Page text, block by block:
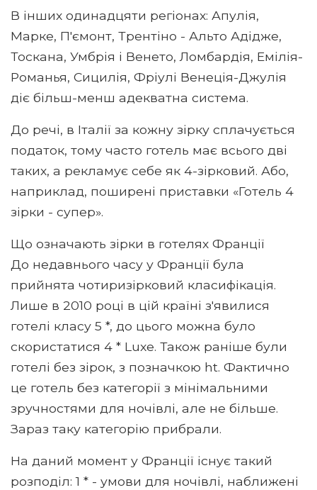
В інших одинадцяти регіонах: Апулія,
Марке, П'ємонт, Трентіно - Альто Адідже,
Тоскана, Умбрія і Венето, Ломбардія, Емілія-
Романья, Сицилія, Фріулі Венеція-Джулія
діє більш-менш адекватна система.
До речі, в Італії за кожну зірку сплачується
податок, тому часто готель має всього дві
таких, а рекламує себе як 4-зірковий. Або,
наприклад, поширені приставки «Готель 4
зірки - супер».
Що означають зірки в готелях Франції
До недавнього часу у Франції була
прийнята чотиризірковий класифікація.
Лише в 2010 році в цій країні з'явилися
готелі класу 5 *, до цього можна було
скористатися 4 * Luxe. Також раніше були
готелі без зірок, з позначкою ht. Фактично
це готель без категорії з мінімальними
зручностями для ночівлі, але не більше.
Зараз таку категорію прибрали.
На даний момент у Франції існує такий
розподіл: 1 * - умови для ночівлі, наближені